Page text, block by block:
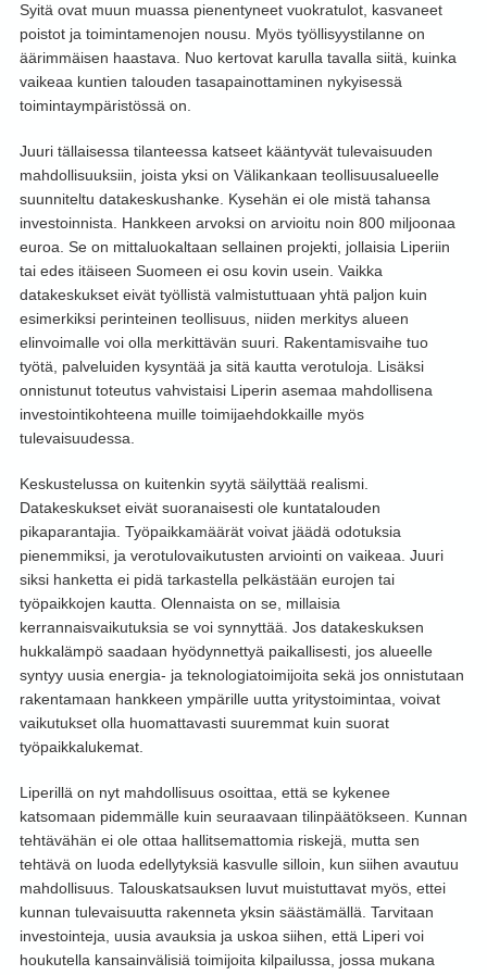
Syitä ovat muun muassa pienentyneet vuokratulot, kasvaneet
poistot ja toimintamenojen nousu. Myös työllisyystilanne on
äärimmäisen haastava. Nuo kertovat karulla tavalla siitä, kuinka
vaikeaa kuntien talouden tasapainottaminen nykyisessä
toimintaympäristössä on.
Juuri tällaisessa tilanteessa katseet kääntyvät tulevaisuuden
mahdollisuuksiin, joista yksi on Välikankaan teollisuusalueelle
suunniteltu datakeskushanke. Kysehän ei ole mistä tahansa
investoinnista. Hankkeen arvoksi on arvioitu noin 800 miljoonaa
euroa. Se on mittaluokaltaan sellainen projekti, jollaisia Liperiin
tai edes itäiseen Suomeen ei osu kovin usein. Vaikka
datakeskukset eivät työllistä valmistuttuaan yhtä paljon kuin
esimerkiksi perinteinen teollisuus, niiden merkitys alueen
elinvoimalle voi olla merkittävän suuri. Rakentamisvaihe tuo
työtä, palveluiden kysyntää ja sitä kautta verotuloja. Lisäksi
onnistunut toteutus vahvistaisi Liperin asemaa mahdollisena
investointikohteena muille toimijaehdokkaille myös
tulevaisuudessa.
Keskustelussa on kuitenkin syytä säilyttää realismi.
Datakeskukset eivät suoranaisesti ole kuntatalouden
pikaparantajia. Työpaikkamäärät voivat jäädä odotuksia
pienemmiksi, ja verotulovaikutusten arviointi on vaikeaa. Juuri
siksi hanketta ei pidä tarkastella pelkästään eurojen tai
työpaikkojen kautta. Olennaista on se, millaisia
kerrannaisvaikutuksia se voi synnyttää. Jos datakeskuksen
hukkalämpö saadaan hyödynnettyä paikallisesti, jos alueelle
syntyy uusia energia- ja teknologiatoimijoita sekä jos onnistutaan
rakentamaan hankkeen ympärille uutta yritystoimintaa, voivat
vaikutukset olla huomattavasti suuremmat kuin suorat
työpaikkalukemat.
Liperillä on nyt mahdollisuus osoittaa, että se kykenee
katsomaan pidemmälle kuin seuraavaan tilinpäätökseen. Kunnan
tehtävähän ei ole ottaa hallitsemattomia riskejä, mutta sen
tehtävä on luoda edellytyksiä kasvulle silloin, kun siihen avautuu
mahdollisuus. Talouskatsauksen luvut muistuttavat myös, ettei
kunnan tulevaisuutta rakenneta yksin säästämällä. Tarvitaan
investointeja, uusia avauksia ja uskoa siihen, että Liperi voi
houkutella kansainvälisiä toimijoita kilpailussa, jossa mukana